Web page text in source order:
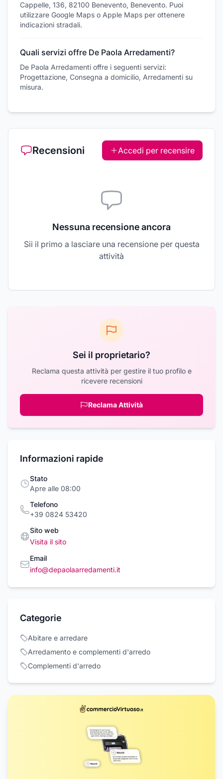
Cappelle, 136, 82100 Benevento, Benevento. Puoi
utilizzare Google Maps o Apple Maps per ottenere
indicazioni stradali.
Quali servizi offre De Paola Arredamenti?
De Paola Arredamenti offre i seguenti servizi:
Progettazione, Consegna a domicilio, Arredamenti su
misura.
Recensioni Accedi per recensire
Nessuna recensione ancora
Sii il primo a lasciare una recensione per questa
attività
Sei il proprietario?
Reclama questa attività per gestire il tuo profilo e
ricevere recensioni
Reclama Attività
Informazioni rapide
Stato
Apre alle 08:00
Telefono
+39 0824 53420
Sito web
Visita il sito
Email
info@depaolaarredamenti.it
Categorie
Abitare e arredare
Arredamento e complementi d'arredo
Complementi d'arredo